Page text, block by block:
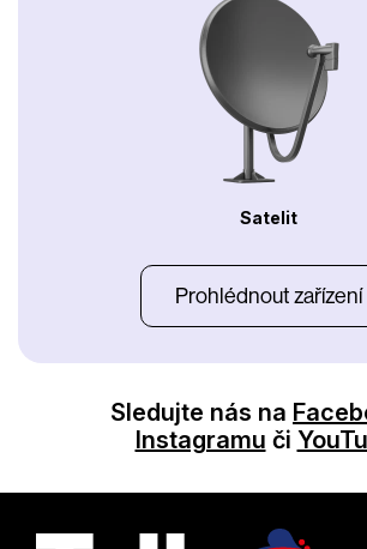
Satelit
Prohlédnout zařízení
Sledujte nás na
Instagramu či